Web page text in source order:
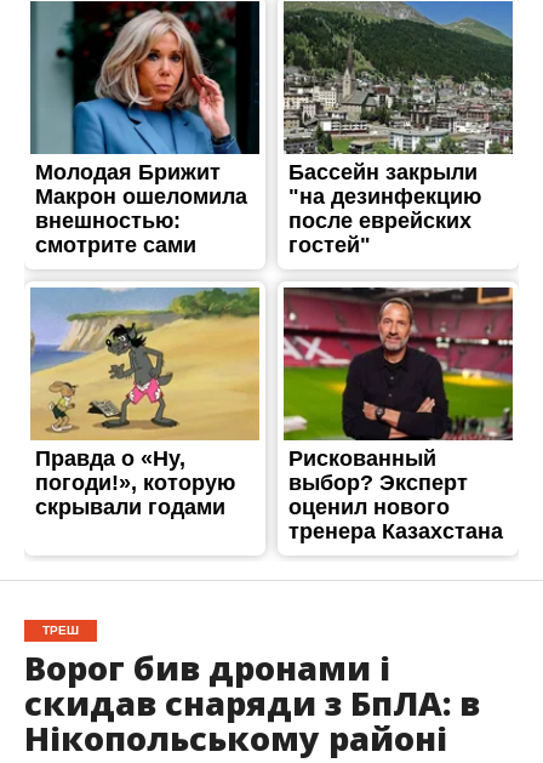
ТРЕШ
Ворог бив дронами і
скидав снаряди з БпЛА: в
Нікопольському районі
пошкоджене
підприємство
Опубліковано22.01.2025